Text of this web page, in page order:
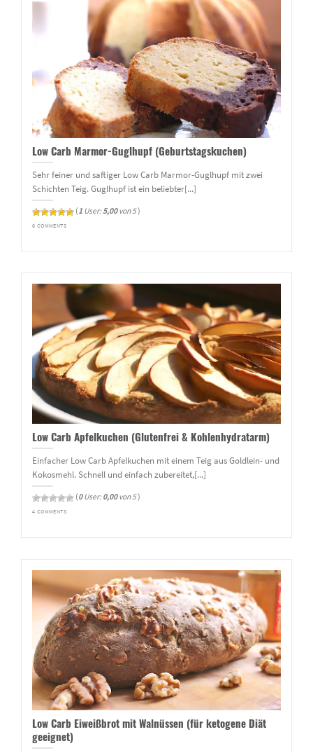
Low Carb Marmor-Guglhupf (Geburtstagskuchen)
Sehr feiner und saftiger Low Carb Marmor-Guglhupf mit zwei
Schichten Teig. Guglhupf ist ein beliebter[...]
(1 User:5,00von 5)
6 COMMENTS
Low Carb Apfelkuchen (Glutenfrei & Kohlenhydratarm)
Einfacher Low Carb Apfelkuchen mit einem Teig aus Goldlein- und
Kokosmehl. Schnell und einfach zubereitet,[...]
(0User: 0,00von 5)
4 COMMENTS
Low Carb Eiweißbrot mit Walnüssen (für ketogene Diät
geeignet)